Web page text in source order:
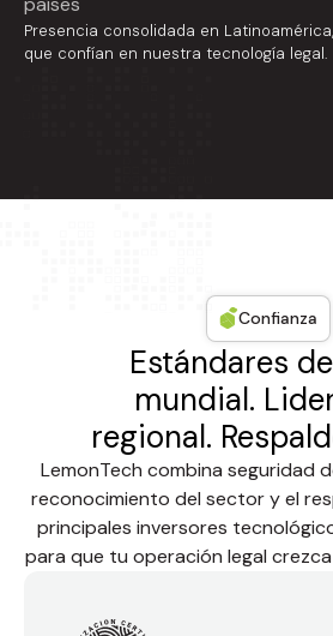
Presencia consolidada en
que confían en nuestra tecnología legal.
Confianza
Estándares
mundial.
regional.
LemonTech combina seguridad
reconocimiento del sector y el
principales inversores
para que tu operación legal